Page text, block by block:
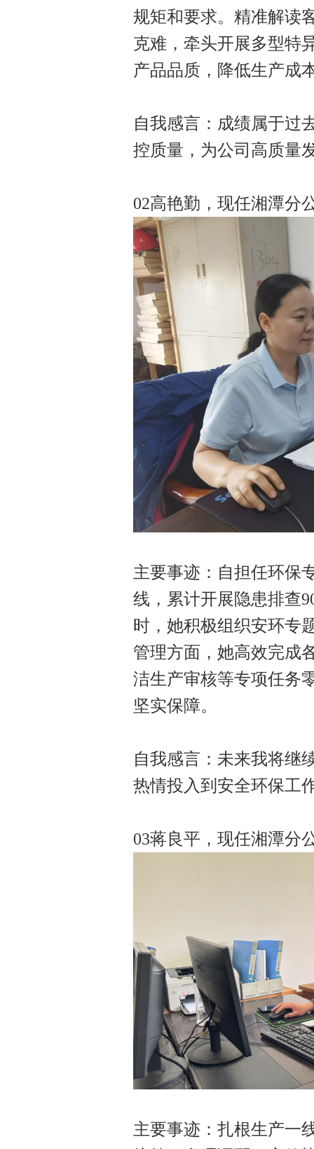
规矩和要求。精准解读
克难，牵头开展多型特
产品品质，降低生产成
自我感言：成绩属于过
控质量，为公司高质量
02高艳勤，现任湘潭分
主要事迹：自担任环保
线，累计开展隐患排查
时，她积极组织安环专
管理方面，她高效完成
洁生产审核等专项任务
坚实保障。
自我感言：未来我将继
热情投入到安全环保工
03蒋良平，现任湘潭分
主要事迹：扎根生产一